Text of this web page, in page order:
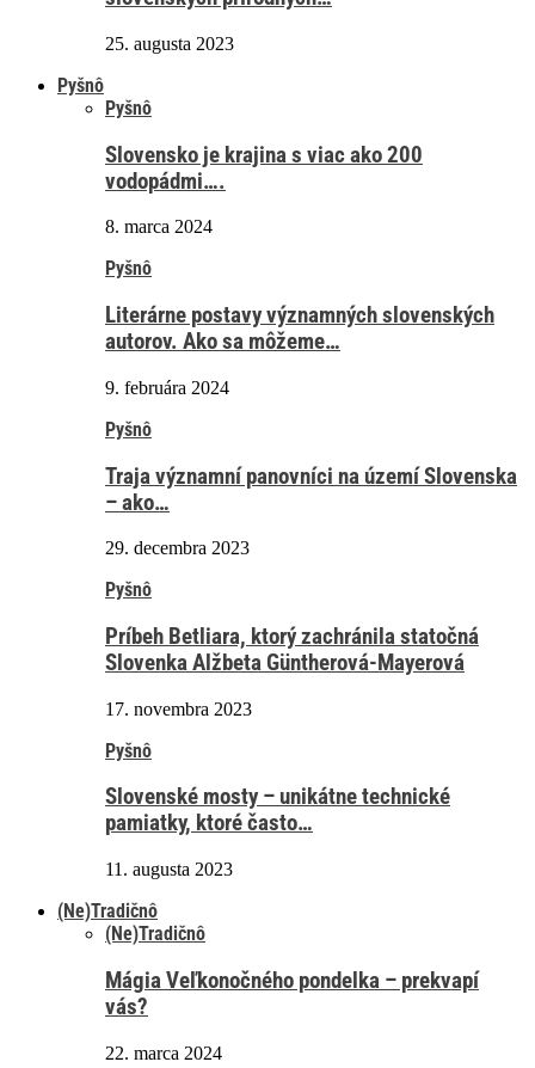
25. augusta 2023
Pyšnô
Pyšnô
Slovensko je krajina s viac ako 200
vodopádmi….
8. marca 2024
Pyšnô
Literárne postavy významných slovenských
autorov. Ako sa môžeme…
9. februára 2024
Pyšnô
Traja významní panovníci na území Slovenska
– ako…
29. decembra 2023
Pyšnô
Príbeh Betliara, ktorý zachránila statočná
Slovenka Alžbeta Güntherová-Mayerová
17. novembra 2023
Pyšnô
Slovenské mosty – unikátne technické
pamiatky, ktoré často…
11. augusta 2023
(Ne)Tradičnô
(Ne)Tradičnô
Mágia Veľkonočného pondelka – prekvapí
vás?
22. marca 2024